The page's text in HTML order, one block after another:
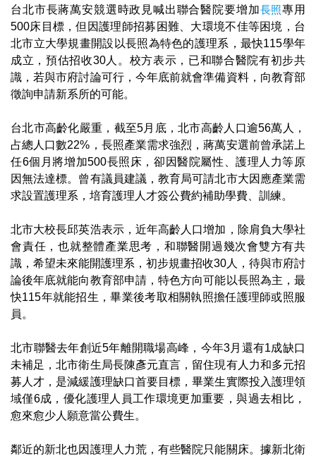
台北市長蔣萬安競選時政見喊出聯合醫院要增加長照專用
500床目標，但因護理師招募困難、大環境不佳等困境，台
北市立大學規畫開設以長照為特色的護理系，最快115學年
成立，預估招收30人。校方表示，已和聯合醫院有初步共
識，若與市府討論可行，今年底前就會準備資料，向教育部
徵詢申請新系所的可能。
台北市高齡化嚴重，截至5月底，北市高齡人口逾56萬人，
占總人口數22%，長照產業需求強烈，蔣萬安選前曾承諾上
任6個月將增加500長照床，卻因醫院屬性、護理人力等原
因無法達標。曾有議員建議，教育局可請北市大因應產業需
求設置護理系，培育護理人才簽公費約補助學費、訓練。
北市大校長邱英浩表示，近年高齡人口增加，除肩負大學社
會責任，也就整體產業思考，和聯醫開過幾次會雙方有共
識，希望未來能開護理系，初步規畫招收30人，待與市府討
論後年底就能向教育部申請，特色方向可能以長照為主，最
快115年就能招生，畢業後考取相關執照擔任護理師或照服
員。
北市聯醫去年創近5年離開職場高峰，今年3月還有1成缺口
未補足，北市衛生局長陳彥元直言，留住現有人力和多元招
募人才，是減緩護理缺口首要目標，畢業生實際投入護理領
域僅6成，優化護理人員工作環境更加重要，與過去相比，
愈來愈少人願意當公費生。
鄰近的新北也因護理人力荒，有些醫院只能關床。據新北衛